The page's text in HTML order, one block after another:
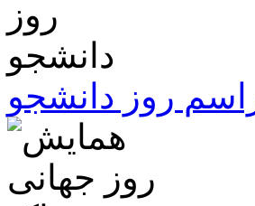
روز دانشجو